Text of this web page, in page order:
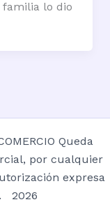
familia lo dio
Queda
por cualquier
expresa
2026